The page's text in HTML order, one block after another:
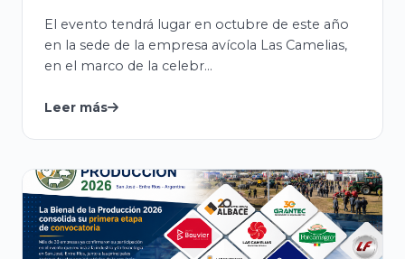
El evento tendrá lugar en octubre de este año
en la sede de la empresa avícola Las Camelias,
en el marco de la celebr...
Leer más